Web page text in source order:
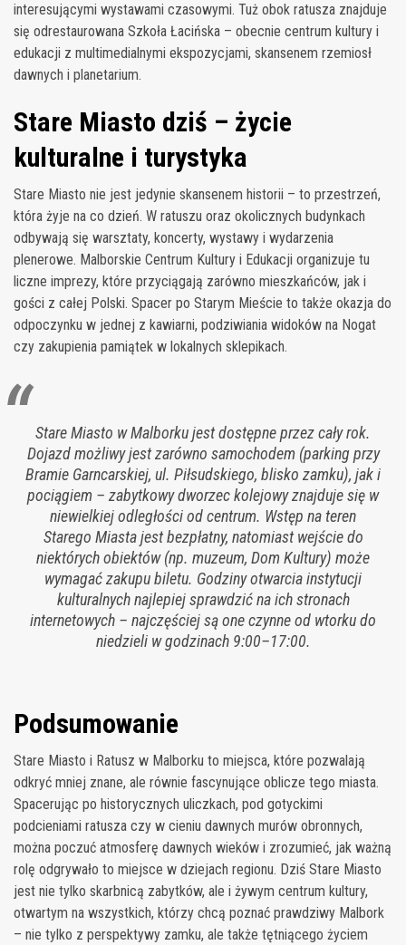
interesującymi wystawami czasowymi. Tuż obok ratusza znajduje
się odrestaurowana Szkoła Łacińska – obecnie centrum kultury i
edukacji z multimedialnymi ekspozycjami, skansenem rzemiosł
dawnych i planetarium.
Stare Miasto dziś – życie
kulturalne i turystyka
Stare Miasto nie jest jedynie skansenem historii – to przestrzeń,
która żyje na co dzień. W ratuszu oraz okolicznych budynkach
odbywają się warsztaty, koncerty, wystawy i wydarzenia
plenerowe. Malborskie Centrum Kultury i Edukacji organizuje tu
liczne imprezy, które przyciągają zarówno mieszkańców, jak i
gości z całej Polski. Spacer po Starym Mieście to także okazja do
odpoczynku w jednej z kawiarni, podziwiania widoków na Nogat
czy zakupienia pamiątek w lokalnych sklepikach.
Stare Miasto w Malborku jest dostępne przez cały rok.
Dojazd możliwy jest zarówno samochodem (parking przy
Bramie Garncarskiej, ul. Piłsudskiego, blisko zamku), jak i
pociągiem – zabytkowy dworzec kolejowy znajduje się w
niewielkiej odległości od centrum. Wstęp na teren
Starego Miasta jest bezpłatny, natomiast wejście do
niektórych obiektów (np. muzeum, Dom Kultury) może
wymagać zakupu biletu. Godziny otwarcia instytucji
kulturalnych najlepiej sprawdzić na ich stronach
internetowych – najczęściej są one czynne od wtorku do
niedzieli w godzinach 9:00–17:00.
Podsumowanie
Stare Miasto i Ratusz w Malborku to miejsca, które pozwalają
odkryć mniej znane, ale równie fascynujące oblicze tego miasta.
Spacerując po historycznych uliczkach, pod gotyckimi
podcieniami ratusza czy w cieniu dawnych murów obronnych,
można poczuć atmosferę dawnych wieków i zrozumieć, jak ważną
rolę odgrywało to miejsce w dziejach regionu. Dziś Stare Miasto
jest nie tylko skarbnicą zabytków, ale i żywym centrum kultury,
otwartym na wszystkich, którzy chcą poznać prawdziwy Malbork
– nie tylko z perspektywy zamku, ale także tętniącego życiem